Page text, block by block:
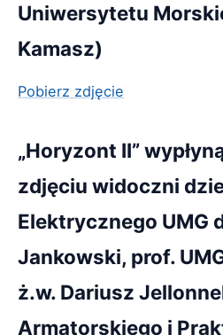
Uniwersytetu
Kamasz)
Pobierz zdjęcie
„Horyzont II”
zdjęciu widoczni
Elektrycznego UMG
Jankowski, prof.
ż.w. Dariusz
Armatorskiego i